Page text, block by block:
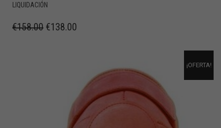
LIQUIDACIÓN
€158.00 €138.00
¡OFERTA!